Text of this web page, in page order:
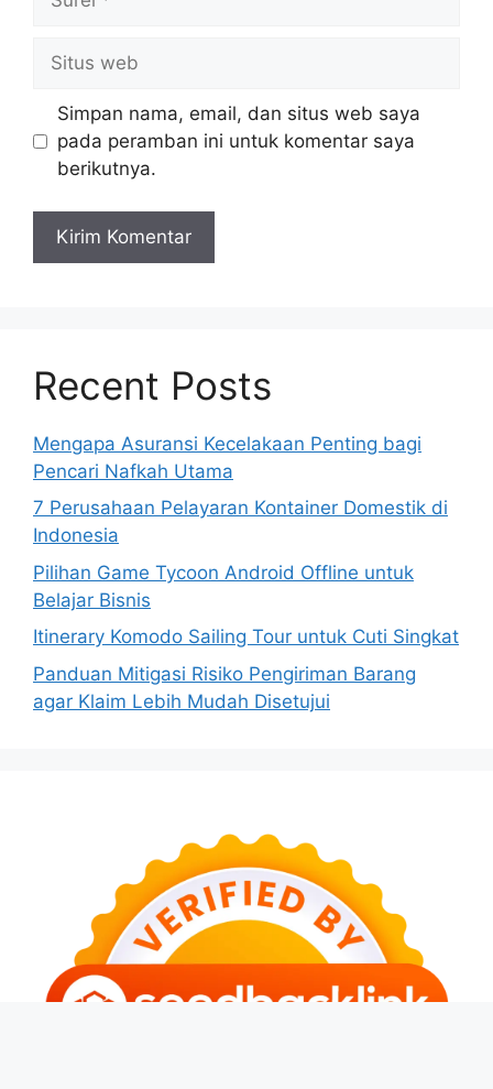
Situs
web
Simpan nama, email, dan situs web saya
pada peramban ini untuk komentar saya
berikutnya.
Recent Posts
Mengapa Asuransi Kecelakaan Penting bagi
Pencari Nafkah Utama
7 Perusahaan Pelayaran Kontainer Domestik di
Indonesia
Pilihan Game Tycoon Android Offline untuk
Belajar Bisnis
Itinerary Komodo Sailing Tour untuk Cuti Singkat
Panduan Mitigasi Risiko Pengiriman Barang
agar Klaim Lebih Mudah Disetujui